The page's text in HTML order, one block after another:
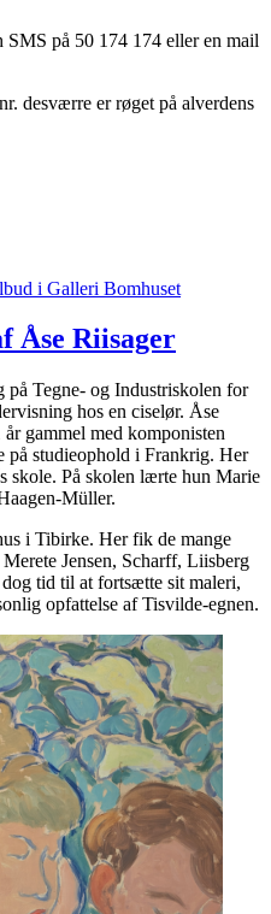
på 50 174 174 eller en mail
desværre er røget på alverdens
i Galleri Bomhuset
Åse Riisager
på Tegne- og Industriskolen for
hos en ciselør. Åse
gammel med komponisten
på studieophold i Frankrig. Her
skole. På skolen lærte hun Marie
Müller.
i Tibirke. Her fik de mange
Jensen, Scharff, Liisberg
tid til at fortsætte sit maleri,
opfattelse af Tisvilde-egnen.